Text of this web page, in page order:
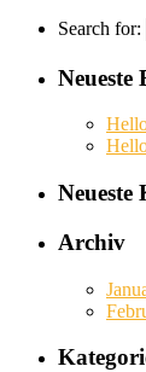
Search for:
Neueste
Neueste
Archiv